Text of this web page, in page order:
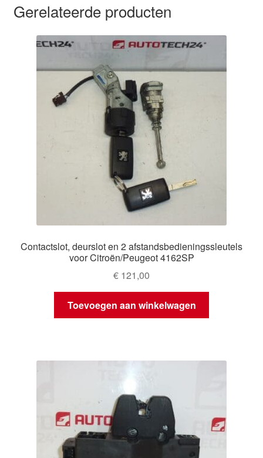
Gerelateerde producten
Contactslot, deurslot en 2 afstandsbedieningssleutels
voor Citroën/Peugeot 4162SP
€ 121,00
Toevoegen aan winkelwagen